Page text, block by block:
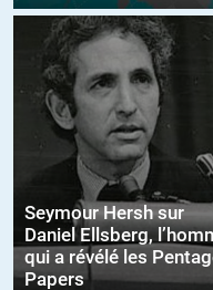
Seymour Hersh sur
Daniel Ellsberg,
qui a révélé les
Papers